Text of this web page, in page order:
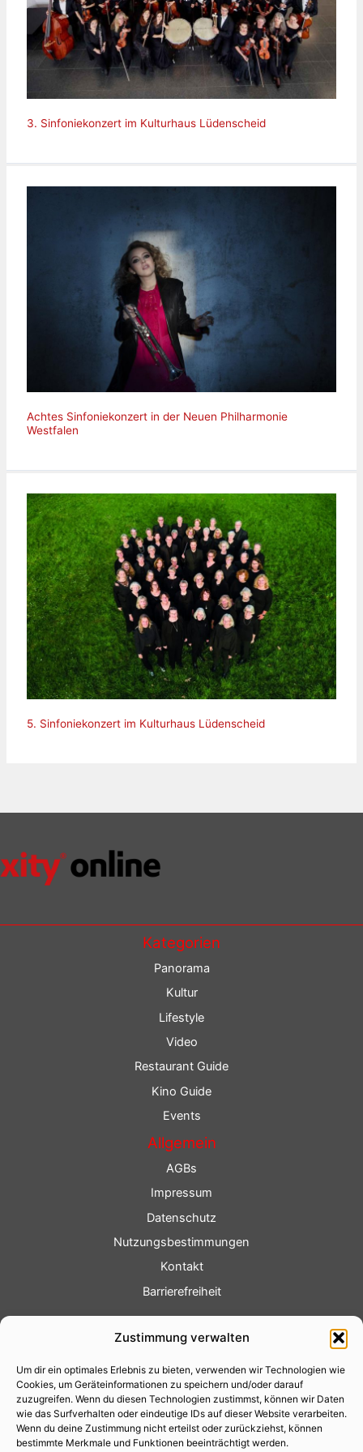
Zustimmung verwalten
Um dir ein optimales Erlebnis zu bieten, verwenden wir Technologien wie
Cookies, um Geräteinformationen zu speichern und/oder darauf
zuzugreifen. Wenn du diesen Technologien zustimmst, können wir Daten
wie das Surfverhalten oder eindeutige IDs auf dieser Website verarbeiten.
Wenn du deine Zustimmung nicht erteilst oder zurückziehst, können
bestimmte Merkmale und Funktionen beeinträchtigt werden.
3. Sinfoniekonzert im Kulturhaus Lüdenscheid
Achtes Sinfoniekonzert in der Neuen Philharmonie
Westfalen
5. Sinfoniekonzert im Kulturhaus Lüdenscheid
Kategorien
Panorama
Kultur
Lifestyle
Video
Restaurant Guide
Kino Guide
Events
Allgemein
AGBs
Impressum
Datenschutz
Nutzungsbestimmungen
Kontakt
Barrierefreiheit
Fotoservice
Videoservice
Werbung
Contenterstellung